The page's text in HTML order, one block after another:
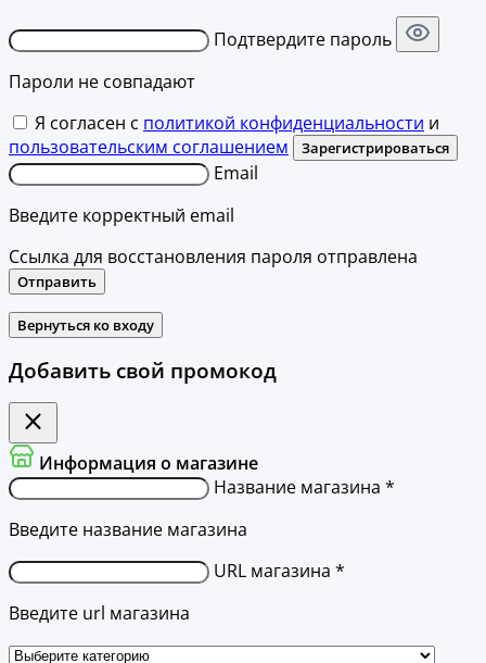
Подтвердите пароль
Пароли не совпадают
Я согласен с политикой конфиденциальности и
пользовательским соглашением
Зарегистрироваться
Email
Введите корректный email
Ссылка для восстановления пароля отправлена
Отправить
Вернуться ко входу
Добавить свой промокод
Информация о магазине
Название магазина *
Введите название магазина
URL магазина *
Введите url магазина